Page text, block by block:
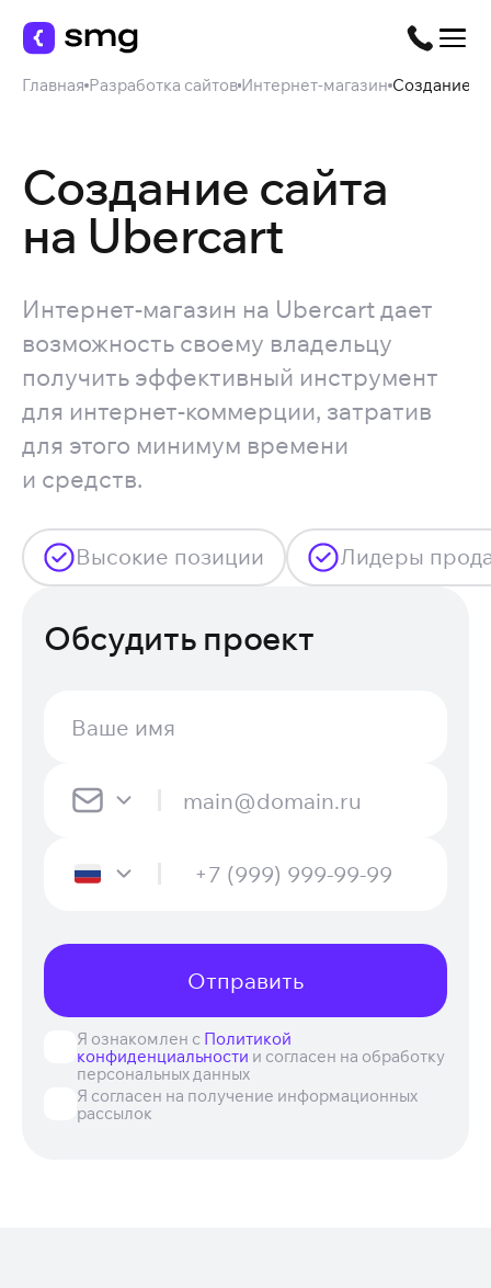
Главная Разработка сайтов Интернет-магазин Создание
Создание сайта
на Ubercart
Интернет-магазин на Ubercart дает
возможность своему владельцу
получить эффективный инструмент
для интернет-коммерции, затратив
для этого минимум времени
и средств.
Высокие позиции Лидеры
Обсудить проект
Отправить
Я ознакомлен с Политикой
конфиденциальности и согласен на обработку
персональных данных
Я согласен на получение информационных
рассылок